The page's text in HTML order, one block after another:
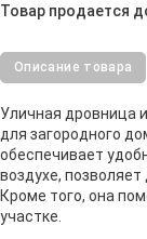
Товар продается
Описание товара
Уличная дровница
для загородного
обеспечивает
воздухе,
Кроме того, она
участке.